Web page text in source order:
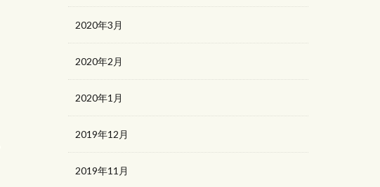
2020年3月
2020年2月
2020年1月
2019年12月
2019年11月